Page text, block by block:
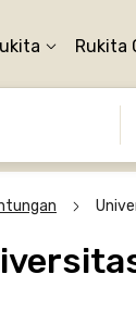
Rukita